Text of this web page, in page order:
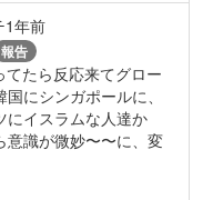
1年前
報告
たら反応来てグロー
にシンガポールに、
にイスラムな人達か
意識が微妙〜〜に、変